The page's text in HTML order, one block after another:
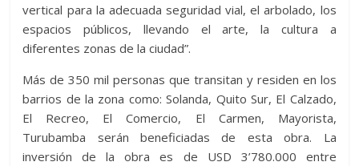
vertical para la adecuada seguridad vial, el arbolado, los
espacios públicos, llevando el arte, la cultura a
diferentes zonas de la ciudad”.
Más de 350 mil personas que transitan y residen en los
barrios de la zona como: Solanda, Quito Sur, El Calzado,
El Recreo, El Comercio, El Carmen, Mayorista,
Turubamba serán beneficiadas de esta obra. La
inversión de la obra es de USD 3’780.000 entre